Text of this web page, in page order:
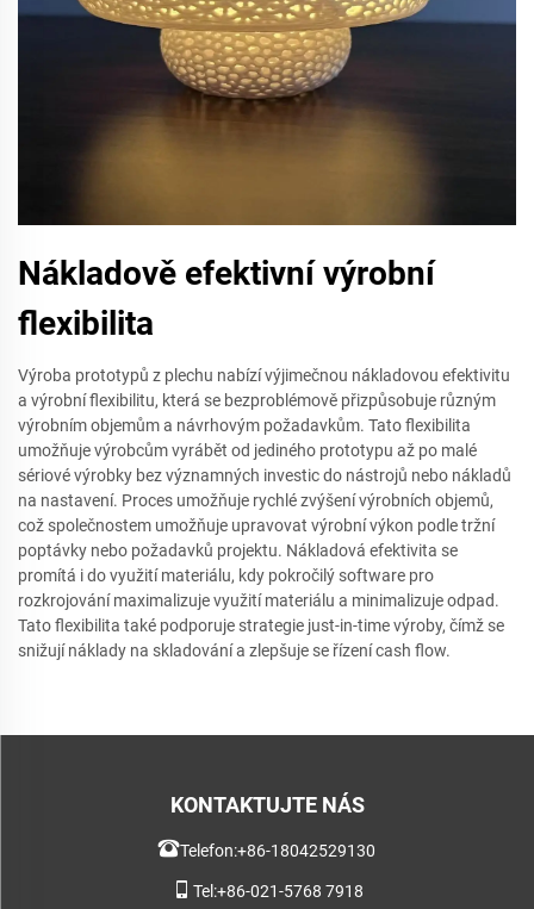
Nákladově efektivní výrobní
flexibilita
Výroba prototypů z plechu nabízí výjimečnou nákladovou efektivitu
a výrobní flexibilitu, která se bezproblémově přizpůsobuje různým
výrobním objemům a návrhovým požadavkům. Tato flexibilita
umožňuje výrobcům vyrábět od jediného prototypu až po malé
sériové výrobky bez významných investic do nástrojů nebo nákladů
na nastavení. Proces umožňuje rychlé zvýšení výrobních objemů,
což společnostem umožňuje upravovat výrobní výkon podle tržní
poptávky nebo požadavků projektu. Nákladová efektivita se
promítá i do využití materiálu, kdy pokročilý software pro
rozkrojování maximalizuje využití materiálu a minimalizuje odpad.
Tato flexibilita také podporuje strategie just-in-time výroby, čímž se
snižují náklady na skladování a zlepšuje se řízení cash flow.
KONTAKTUJTE NÁS
Telefon:+86-18042529130
Tel:+86-021-5768 7918